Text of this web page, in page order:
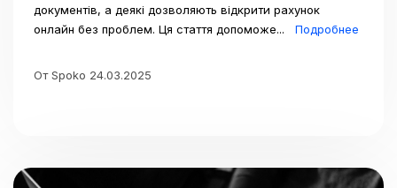
документів, а деякі дозволяють відкрити рахунок
онлайн без проблем. Ця стаття допоможе...
Подробнее
От Spoko 24.03.2025